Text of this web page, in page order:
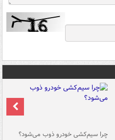
چرا سیم‌کشی خودرو ذوب می‌شود؟